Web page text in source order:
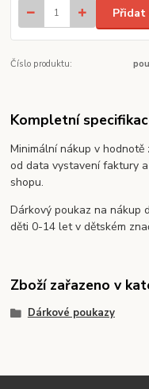
Přidat
Číslo produktu:
Kompletní
Minimální nákup v
od data vystavení faktury
shopu.
Dárkový poukaz na nákup
děti 0-14 let v dětském
Zboží zařazeno v
Dárkové poukazy